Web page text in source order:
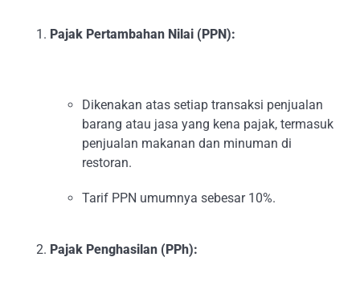
Pajak Pertambahan Nilai (PPN):
Dikenakan atas setiap transaksi penjualan
barang atau jasa yang kena pajak, termasuk
penjualan makanan dan minuman di
restoran.
Tarif PPN umumnya sebesar 10%.
Pajak Penghasilan (PPh):